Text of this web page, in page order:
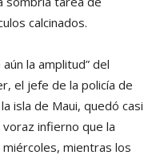
calcinados.
la amplitud” del
el jefe de la policía de
isla de Maui, quedó casi
infierno que la
mientras los